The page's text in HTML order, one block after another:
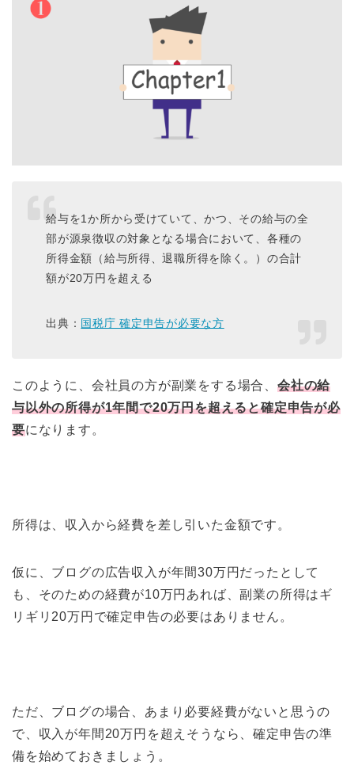
給与を1か所から受けていて、かつ、その給与の全
部が源泉徴収の対象となる場合において、各種の
所得金額（給与所得、退職所得を除く。）の合計
額が20万円を超える
出典： 国税庁 確定申告が必要な方
このように、会社員の方が副業をする場合、 会社の給
与以外の所得が1年間で20万円を超えると確定申告が必
要になります。
所得は、収入から経費を差し引いた金額です。
仮に、ブログの広告収入が年間30万円だったとして
も、そのための経費が10万円あれば、副業の所得はギ
リギリ20万円で確定申告の必要はありません。
ただ、ブログの場合、あまり必要経費がないと思うの
で、収入が年間20万円を超えそうなら、確定申告の準
備を始めておきましょう。